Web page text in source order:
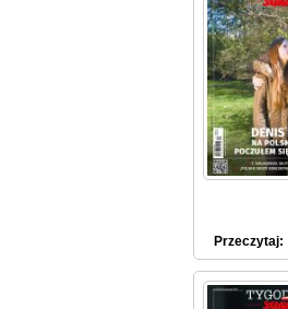
Przeczytaj: